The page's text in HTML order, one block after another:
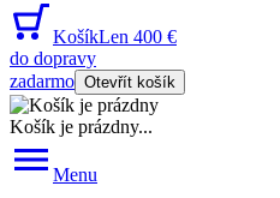
KošíkLen 400 €
do dopravy
zadarmo Otevřít košík
Košík je prázdny...
Menu